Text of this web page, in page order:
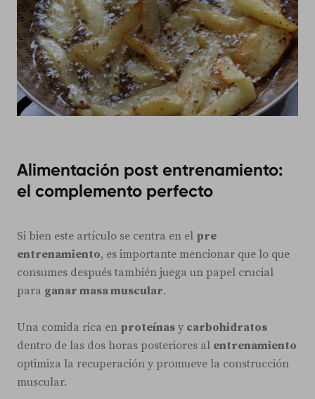
Alimentación post entrenamiento:
el complemento perfecto
Si bien este artículo se centra en el pre
entrenamiento, es importante mencionar que lo que
consumes después también juega un papel crucial
para ganar masa muscular.
Una comida rica en proteínas y carbohidratos
dentro de las dos horas posteriores al entrenamiento
optimiza la recuperación y promueve la construcción
muscular.